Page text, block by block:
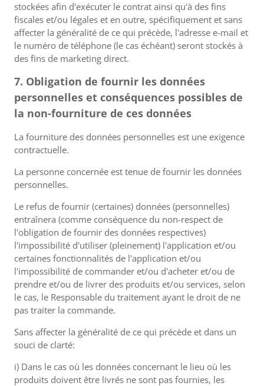
stockées afin d'exécuter le contrat ainsi qu'à des fins
fiscales et/ou légales et en outre, spécifiquement et sans
affecter la généralité de ce qui précède, l'adresse e-mail et
le numéro de téléphone (le cas échéant) seront stockés à
des fins de marketing direct.
7. Obligation de fournir les données
personnelles et conséquences possibles de
la non-fourniture de ces données
La fourniture des données personnelles est une exigence
contractuelle.
La personne concernée est tenue de fournir les données
personnelles.
Le refus de fournir (certaines) données (personnelles)
entraînera (comme conséquence du non-respect de
l'obligation de fournir des données respectives)
l'impossibilité d'utiliser (pleinement) l'application et/ou
certaines fonctionnalités de l'application et/ou
l'impossibilité de commander et/ou d'acheter et/ou de
prendre et/ou de livrer des produits et/ou services, selon
le cas, le Responsable du traitement ayant le droit de ne
pas traiter la commande.
Sans affecter la généralité de ce qui précède et dans un
souci de clarté:
i) Dans le cas où les données concernant le lieu où les
produits doivent être livrés ne sont pas fournies, les